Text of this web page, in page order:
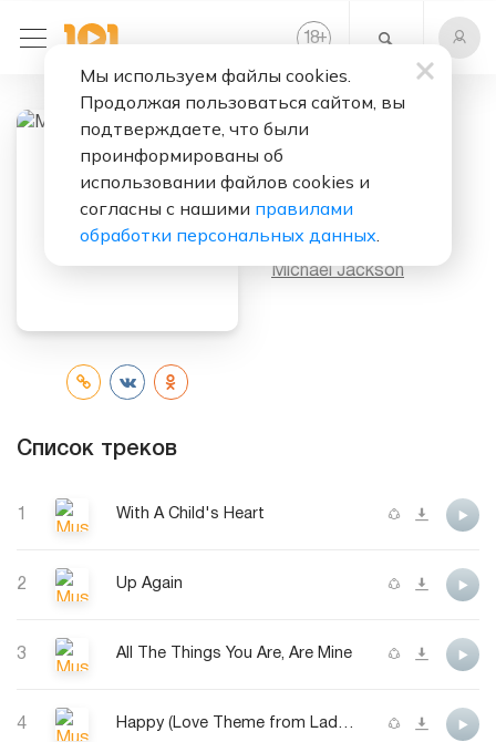
18+
Слушать бесплатно
Исполнитель:
Michael Jackson
Список треков
1 With A Child's Heart
2 Up Again
3 All The Things You Are, Are Mine
4 Happy (Love Theme from Lady Sings the Blues)
Мы используем файлы cookies.
Продолжая пользоваться сайтом, вы
подтверждаете, что были
проинформированы об
использовании файлов cookies и
согласны с нашими правилами
обработки персональных данных.